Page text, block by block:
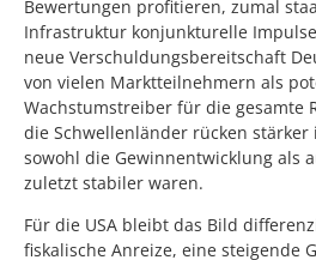
Bewertungen profitieren, zumal
Infrastruktur konjunkturelle
neue Verschuldungsbereitschaft
von vielen Marktteilnehmern als
Wachstumstreiber für die gesamte
die Schwellenländer rücken stärker
sowohl die Gewinnentwicklung als
zuletzt stabiler waren.
Für die USA bleibt das Bild
fiskalische Anreize, eine steigende